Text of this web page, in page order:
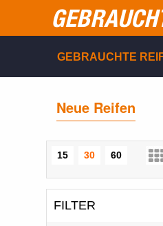
GEBRAUCHTE
Neue Reifen
15 30 60
FILTER